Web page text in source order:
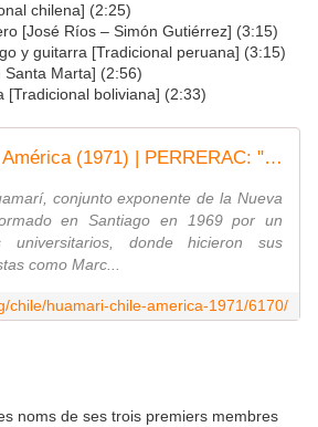
chilena] (2:25)
[José Ríos – Simón Gutiérrez] (3:15)
y guitarra [Tradicional peruana] (3:15)
Santa Marta] (2:56)
[Tradicional boliviana] (2:33)
Huamarí: Chile y América (1971) | PERRERAC: "La canción, un arma de la revolución..."
conjunto exponente de la Nueva
en Santiago en 1969 por un
universitarios, donde hicieron sus
como Marc...
chile/huamari-chile-america-1971/6170/
noms de ses trois premiers membres